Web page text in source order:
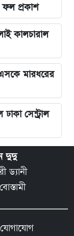
ফল প্রকাশ
কালচারাল
মারধরের
সেন্ট্রাল
দুদু
যোগাযোগ